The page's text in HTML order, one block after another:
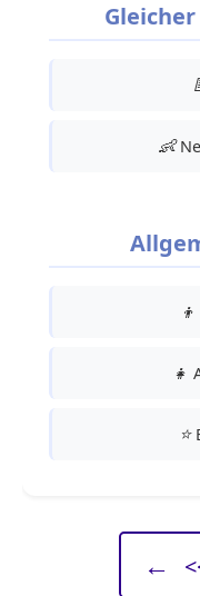
👶
👦
👧
⭐
←